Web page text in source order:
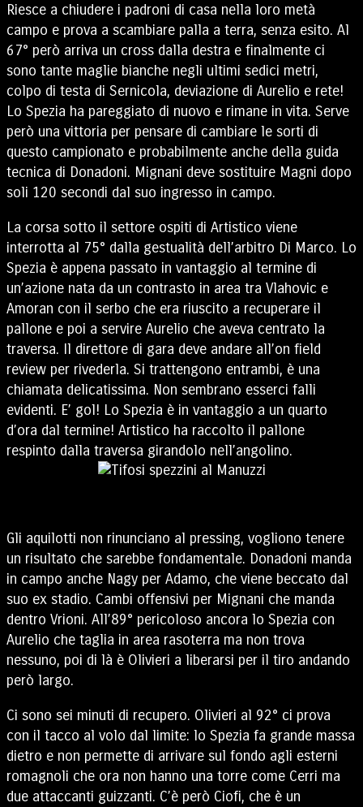
Riesce a chiudere i padroni di casa nella loro metà
campo e prova a scambiare palla a terra, senza esito. Al
67° però arriva un cross dalla destra e finalmente ci
sono tante maglie bianche negli ultimi sedici metri,
colpo di testa di Sernicola, deviazione di Aurelio e rete!
Lo Spezia ha pareggiato di nuovo e rimane in vita. Serve
però una vittoria per pensare di cambiare le sorti di
questo campionato e probabilmente anche della guida
tecnica di Donadoni. Mignani deve sostituire Magni dopo
soli 120 secondi dal suo ingresso in campo.
La corsa sotto il settore ospiti di Artistico viene
interrotta al 75° dalla gestualità dell’arbitro Di Marco. Lo
Spezia è appena passato in vantaggio al termine di
un’azione nata da un contrasto in area tra Vlahovic e
Amoran con il serbo che era riuscito a recuperare il
pallone e poi a servire Aurelio che aveva centrato la
traversa. Il direttore di gara deve andare all’on field
review per rivederla. Si trattengono entrambi, è una
chiamata delicatissima. Non sembrano esserci falli
evidenti. E’ gol! Lo Spezia è in vantaggio a un quarto
d’ora dal termine! Artistico ha raccolto il pallone
respinto dalla traversa girandolo nell’angolino.
Gli aquilotti non rinunciano al pressing, vogliono tenere
un risultato che sarebbe fondamentale. Donadoni manda
in campo anche Nagy per Adamo, che viene beccato dal
suo ex stadio. Cambi offensivi per Mignani che manda
dentro Vrioni. All’89° pericoloso ancora lo Spezia con
Aurelio che taglia in area rasoterra ma non trova
nessuno, poi di là è Olivieri a liberarsi per il tiro andando
però largo.
Ci sono sei minuti di recupero. Olivieri al 92° ci prova
con il tacco al volo dal limite: lo Spezia fa grande massa
dietro e non permette di arrivare sul fondo agli esterni
romagnoli che ora non hanno una torre come Cerri ma
due attaccanti guizzanti. C’è però Ciofi, che è un